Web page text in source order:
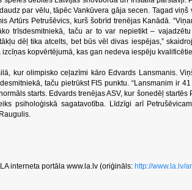
par vēlu, tāpēc Vankūvera gāja secen. Tagad
Artūrs Petrušēvics, kurš šobrīd trenējas Kanādā.
trīsdesmitniekā, taču ar to var nepietikt –
dēļ tika atcelts, bet būs vēl divas iespējas,”
kopvērtējumā, kas gan nedeva iespēju
kur olimpisko ceļazīmi kāro Edvards Lansmanis.
taču pietrūkst FIS punktu. “Lansmanim ir
starts. Edvards trenējas ASV, kur šonedēļ
psiholoģiskā sagatavotība. Līdzīgi arī
interneta portāla www.la.lv (oriģināls: http://www.la.lv/